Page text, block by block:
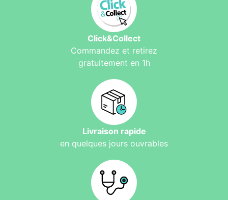
Click&Collect
Commandez et retirez
gratuitement en 1h
Livraison rapide
en quelques jours ouvrables